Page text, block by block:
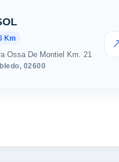
Km
Ossa De Montiel Km. 21
02600